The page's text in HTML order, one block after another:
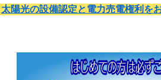
太陽光の設備認定と電力売電権利を